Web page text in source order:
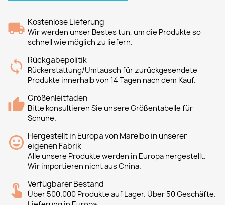
Kostenlose Lieferung
Wir werden unser Bestes tun, um die Produkte so
schnell wie möglich zu liefern.
Rückgabepolitik
Rückerstattung/Umtausch für zurückgesendete
Produkte innerhalb von 14 Tagen nach dem Kauf.
Größenleitfaden
Bitte konsultieren Sie unsere Größentabelle für
Schuhe.
Hergestellt in Europa von Marelbo in unserer
eigenen Fabrik
Alle unsere Produkte werden in Europa hergestellt.
Wir importieren nicht aus China.
Verfügbarer Bestand
Über 500.000 Produkte auf Lager. Über 50 Geschäfte.